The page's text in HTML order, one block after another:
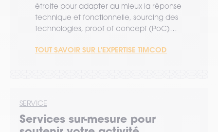
étroite pour adapter au mieux la réponse
technique et fonctionnelle, sourcing des
technologies, proof of concept (PoC)…
TOUT SAVOIR SUR L'EXPERTISE TIMCOD
SERVICE
Services sur-mesure pour